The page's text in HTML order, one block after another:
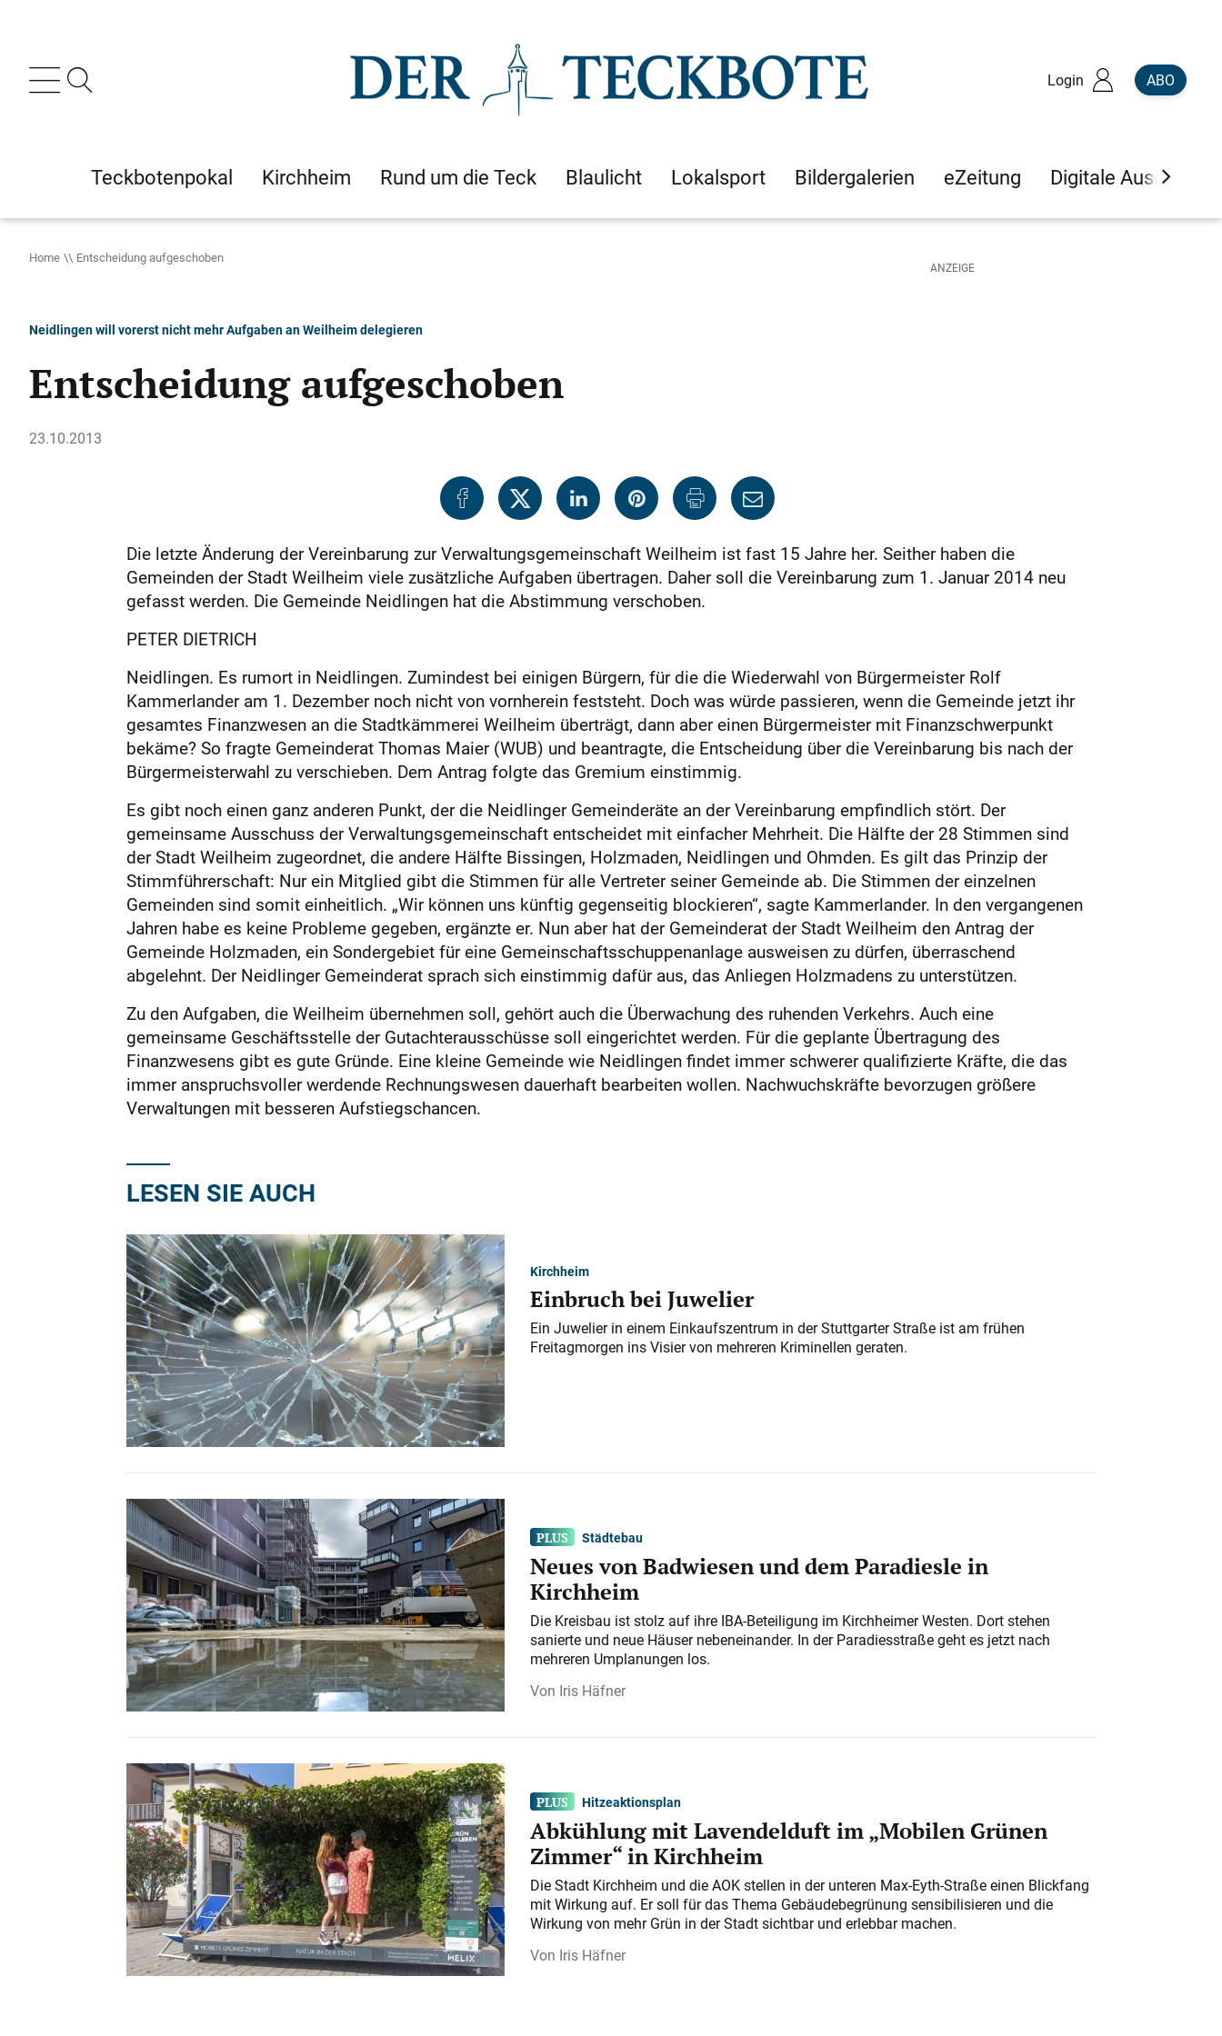
Login ABO
Teckbotenpokal Kirchheim Rund um die Teck Blaulicht Lokalsport Bildergalerien eZeitung Digitale Ausgaben
Home Entscheidung aufgeschoben
Neidlingen will vorerst nicht mehr Aufgaben an Weilheim delegieren
Entscheidung aufgeschoben
23.10.2013
Die letzte Änderung der Vereinbarung zur Verwaltungsgemeinschaft Weilheim ist fast 15 Jahre her. Seither haben die
Gemeinden der Stadt Weilheim viele zusätzliche Aufgaben übertragen. Daher soll die Vereinbarung zum 1. Januar 2014 neu
gefasst werden. Die Gemeinde Neidlingen hat die Abstimmung verschoben.
PETER DIETRICH
Neidlingen. Es rumort in Neidlingen. Zumindest bei einigen Bürgern, für die die Wiederwahl von Bürgermeister Rolf
Kammerlander am 1. Dezember noch nicht von vornherein feststeht. Doch was würde passieren, wenn die Gemeinde jetzt ihr
gesamtes Finanzwesen an die Stadtkämmerei Weilheim überträgt, dann aber einen Bürgermeister mit Finanzschwerpunkt
bekäme? So fragte Gemeinderat Thomas Maier (WUB) und beantragte, die Entscheidung über die Vereinbarung bis nach der
Bürgermeisterwahl zu verschieben. Dem Antrag folgte das Gremium einstimmig.
Es gibt noch einen ganz anderen Punkt, der die Neidlinger Gemeinderäte an der Vereinbarung empfindlich stört. Der
gemeinsame Ausschuss der Verwaltungsgemeinschaft entscheidet mit einfacher Mehrheit. Die Hälfte der 28 Stimmen sind
der Stadt Weilheim zugeordnet, die andere Hälfte Bissingen, Holzmaden, Neidlingen und Ohmden. Es gilt das Prinzip der
Stimmführerschaft: Nur ein Mitglied gibt die Stimmen für alle Vertreter seiner Gemeinde ab. Die Stimmen der einzelnen
Gemeinden sind somit einheitlich. „Wir können uns künftig gegenseitig blockieren“, sagte Kammerlander. In den vergangenen
Jahren habe es keine Probleme gegeben, ergänzte er. Nun aber hat der Gemeinderat der Stadt Weilheim den Antrag der
Gemeinde Holzmaden, ein Sondergebiet für eine Gemeinschaftsschuppenanlage ausweisen zu dürfen, überraschend
abgelehnt. Der Neidlinger Gemeinderat sprach sich einstimmig dafür aus, das Anliegen Holzmadens zu unterstützen.
Zu den Aufgaben, die Weilheim übernehmen soll, gehört auch die Überwachung des ruhenden Verkehrs. Auch eine
gemeinsame Geschäftsstelle der Gutachterausschüsse soll eingerichtet werden. Für die geplante Übertragung des
Finanzwesens gibt es gute Gründe. Eine kleine Gemeinde wie Neidlingen findet immer schwerer qualifizierte Kräfte, die das
immer anspruchsvoller werdende Rechnungswesen dauerhaft bearbeiten wollen. Nachwuchskräfte bevorzugen größere
Verwaltungen mit besseren Aufstiegschancen.
LESEN SIE AUCH
Kirchheim
Einbruch bei Juwelier
Ein Juwelier in einem Einkaufszentrum in der Stuttgarter Straße ist am frühen
Freitagmorgen ins Visier von mehreren Kriminellen geraten.
Städtebau
Neues von Badwiesen und dem Paradiesle in
Kirchheim
Die Kreisbau ist stolz auf ihre IBA-Beteiligung im Kirchheimer Westen. Dort stehen
sanierte und neue Häuser nebeneinander. In der Paradiesstraße geht es jetzt nach
mehreren Umplanungen los.
Iris Häfner
Hitzeaktionsplan
Abkühlung mit Lavendelduft im „Mobilen Grünen
Zimmer“ in Kirchheim
Die Stadt Kirchheim und die AOK stellen in der unteren Max-Eyth-Straße einen Blickfang
mit Wirkung auf. Er soll für das Thema Gebäudebegrünung sensibilisieren und die
Wirkung von mehr Grün in der Stadt sichtbar und erlebbar machen.
Iris Häfner